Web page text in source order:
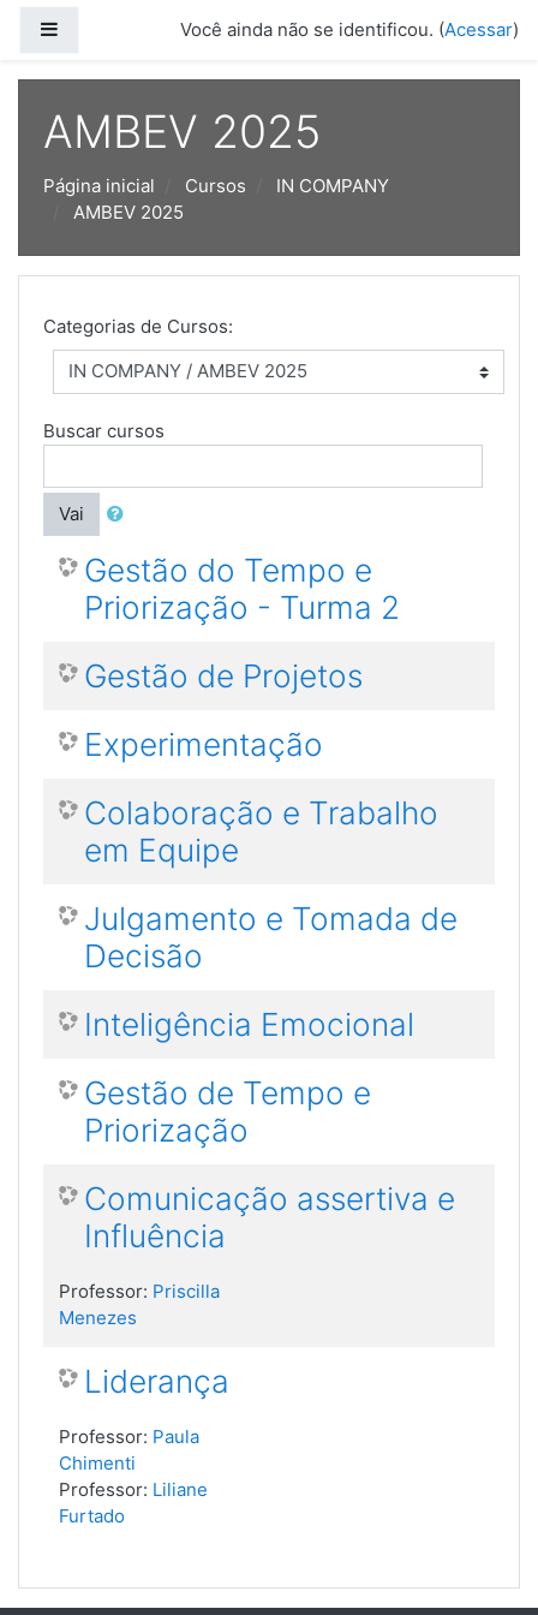
Você ainda não se identificou. (Acessar)
AMBEV 2025
Página inicial Cursos
IN COMPANY
AMBEV 2025
Categorias de Cursos:
Buscar cursos
Vai
Gestão do Tempo e
Priorização - Turma 2
Gestão de Projetos
Experimentação
Colaboração e Trabalho
em Equipe
Julgamento e Tomada de
Decisão
Inteligência Emocional
Gestão de Tempo e
Priorização
Comunicação assertiva e
Influência
Professor: Priscilla
Menezes
Liderança
Professor: Paula
Chimenti
Professor: Liliane
Furtado